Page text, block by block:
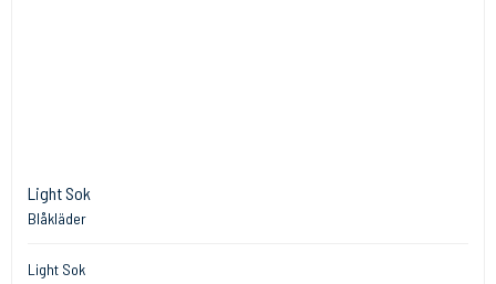
Light Sok
Blåkläder
Light Sok